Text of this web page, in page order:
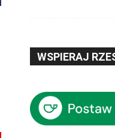
WSPIERAJ